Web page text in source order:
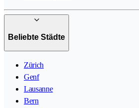
Beliebte Städte
Zürich
Genf
Lausanne
Bern